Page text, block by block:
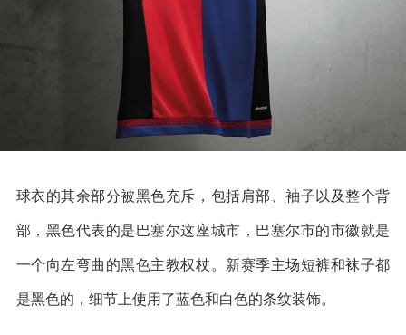
球衣的其余部分被黑色充斥，包括肩部、袖子以及整个背
部，黑色代表的是巴塞尔这座城市，巴塞尔市的市徽就是
一个向左弯曲的黑色主教权杖。新赛季主场短裤和袜子都
是黑色的，细节上使用了蓝色和白色的条纹装饰。